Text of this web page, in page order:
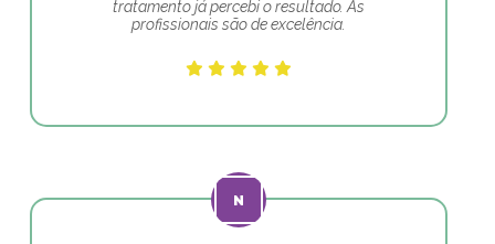
tratamento já percebi o resultado. As
profissionais são de excelência.